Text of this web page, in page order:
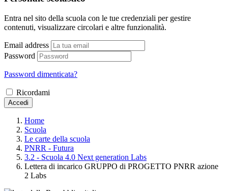
Entra nel sito della scuola con le tue credenziali per gestire
contenuti, visualizzare circolari e altre funzionalità.
Email address
Password
Password dimenticata?
Ricordami
Accedi
Home
Scuola
Le carte della scuola
PNRR - Futura
3.2 - Scuola 4.0 Next generation Labs
Lettera di incarico GRUPPO di PROGETTO PNRR azione
2 Labs